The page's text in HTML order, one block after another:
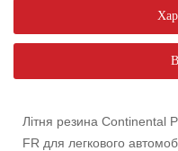
Літня резина Continental
FR для легкового